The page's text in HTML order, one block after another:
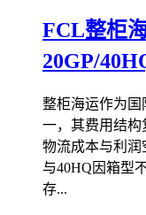
FCL整柜
20GP/
整柜海运作为国
一，其费用结构
物流成本与利润
与40HQ因箱型
存...